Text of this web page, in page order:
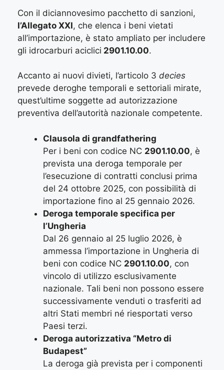
Con il diciannovesimo pacchetto di sanzioni,
l’Allegato XXI, che elenca i beni vietati
all’importazione, è stato ampliato per includere
gli idrocarburi aciclici 2901.10.00.
Accanto ai nuovi divieti, l’articolo 3 decies
prevede deroghe temporali e settoriali mirate,
quest’ultime soggette ad autorizzazione
preventiva dell’autorità nazionale competente.
Clausola di grandfathering
Per i beni con codice NC 2901.10.00, è
prevista una deroga temporale per
l’esecuzione di contratti conclusi prima
del 24 ottobre 2025, con possibilità di
importazione fino al 25 gennaio 2026.
Deroga temporale specifica per
l’Ungheria
Dal 26 gennaio al 25 luglio 2026, è
ammessa l’importazione in Ungheria di
beni con codice NC 2901.10.00, con
vincolo di utilizzo esclusivamente
nazionale. Tali beni non possono essere
successivamente venduti o trasferiti ad
altri Stati membri né riesportati verso
Paesi terzi.
Deroga autorizzativa “Metro di
Budapest”
La deroga già prevista per i componenti